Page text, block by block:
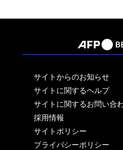
サイトからのお知らせ
サイトに関するヘルプ
サイトに関するお問い合
採用情報
サイトポリシー
プライバシーポリシー